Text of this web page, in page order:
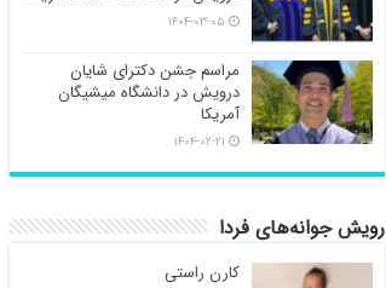
۱۴۰۴-۰۳-۰۵
مراسم جشن دکترای شایان
درویش در دانشگاه میشیگان
آمریکا
۱۴۰۴-۰۲-۲۱
رویش جوانه‌های فردا
کارن راستی